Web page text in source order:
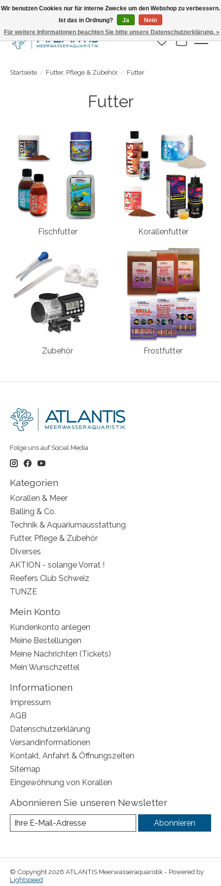
Täglicher Versand. Bestelle bis 15.00 Uhr
Wunschzettel
Ihr
Startseite / Futter, Pflege & Zubehör / Futter
Futter
Fischfutter Korallenfutter
Zubehör Frostfutter
Folge uns auf Social Media
Kategorien
Korallen & Meer
Balling & Co.
Technik & Aquariumausstattung
Futter, Pflege & Zubehör
Diverses
AKTION - solange Vorrat !
Reefers Club Schweiz
TUNZE
Mein Konto
Kundenkonto anlegen
Meine Bestellungen
Meine Nachrichten (Tickets)
Mein Wunschzettel
Informationen
Impressum
AGB
Datenschutzerklärung
Versandinformationen
Kontakt, Anfahrt & Öffnungszeiten
Sitemap
Eingewöhnung von Korallen
Abonnieren Sie unseren Newsletter
Abonnieren
© Copyright 2026 ATLANTIS Meerwasseraquaristik - Powered by
Lightspeed
Wir benutzen Cookies nur für interne Zwecke um den Webshop zu verbessern.
Ist das in Ordnung?
Ja
Nein
Für weitere Informationen beachten Sie bitte unsere Datenschutzerklärung. »